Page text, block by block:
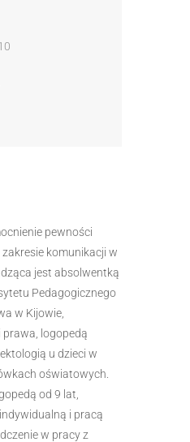
pewności
komunikacji w
jest absolwentką
Pedagogicznego
w Kijowie,
logopedą
u dzieci w
oświatowych.
od 9 lat,
i pracą
w pracy z